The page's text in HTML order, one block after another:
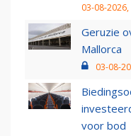
03-08-
Geruzie
Mallorca
03-08-
voor bod